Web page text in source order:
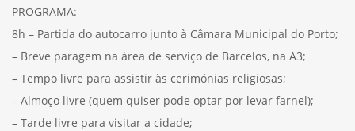
PROGRAMA:
8h – Partida do autocarro junto à Câmara Municipal do Porto;
– Breve paragem na área de serviço de Barcelos, na A3;
– Tempo livre para assistir às cerimónias religiosas;
– Almoço livre (quem quiser pode optar por levar farnel);
– Tarde livre para visitar a cidade;